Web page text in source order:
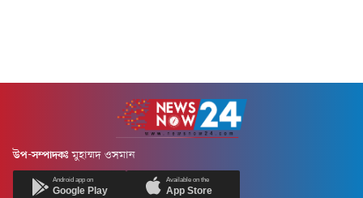
উপ-সম্পাদকঃ মুহাম্মদ ওসমান
Android app on
Google Play
Available on the
App Store